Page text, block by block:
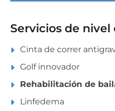
Servicios de nivel
Cinta de correr
Golf innovador
Rehabilitación de
Linfedema